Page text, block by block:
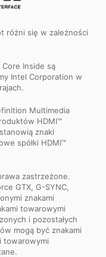
różni się w zależności
Inside są
Intel Corporation w
Multimedia
HDMI™
znaki
spółki HDMI™
zastrzeżone.
GTX, G-SYNC,
znakami
towarowymi
i pozostałych
mogą być znakami
towarowymi